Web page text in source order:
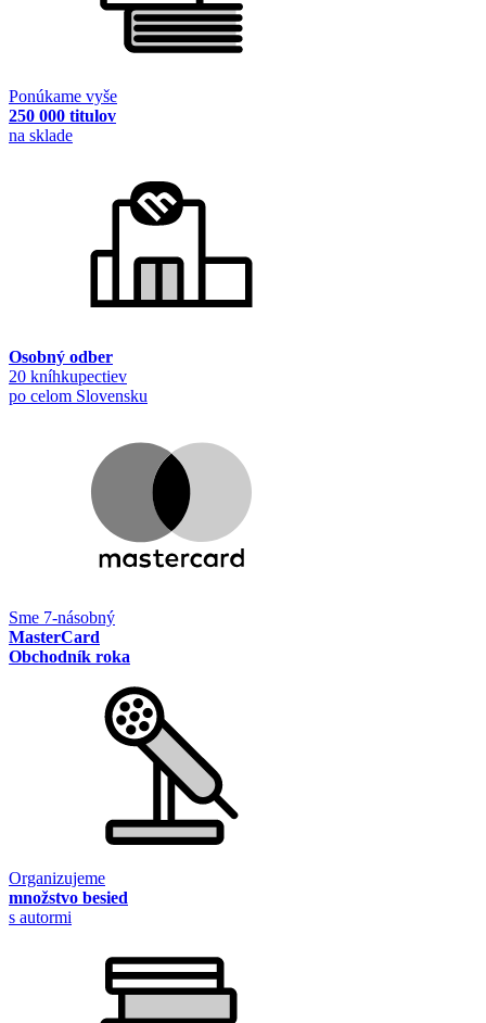
Ponúkame vyše
250 000 titulov
na sklade
Osobný odber
20 kníhkupectiev
po celom Slovensku
Sme 7-násobný
MasterCard
Obchodník roka
Organizujeme
množstvo besied
s autormi